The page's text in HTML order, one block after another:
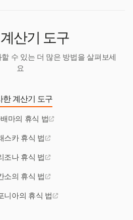
산기 도구
수 있는 더 많은 방법을 살펴보세
요
한 계산기 도구
마의 휴식 법
스카 휴식 법
조나 휴식 법
소의 휴식 법
니아의 휴식 법